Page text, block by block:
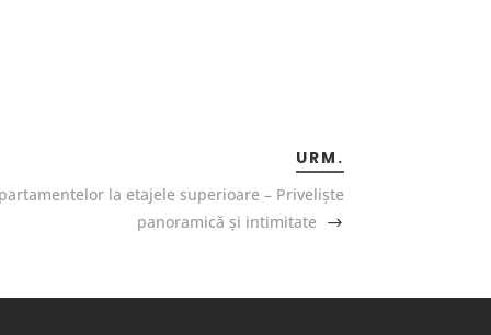
URM.
la etajele superioare – Priveliște
panoramică și intimitate